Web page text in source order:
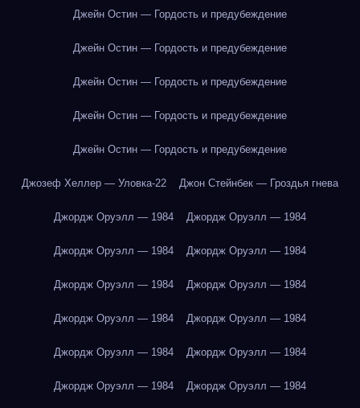
Джейн Остин — Гордость и предубеждение
Джейн Остин — Гордость и предубеждение
Джейн Остин — Гордость и предубеждение
Джейн Остин — Гордость и предубеждение
Джейн Остин — Гордость и предубеждение
Джозеф Хеллер — Уловка-22 Джон Стейнбек — Гроздья гнева
Джордж Оруэлл — 1984 Джордж Оруэлл — 1984
Джордж Оруэлл — 1984 Джордж Оруэлл — 1984
Джордж Оруэлл — 1984 Джордж Оруэлл — 1984
Джордж Оруэлл — 1984 Джордж Оруэлл — 1984
Джордж Оруэлл — 1984 Джордж Оруэлл — 1984
Джордж Оруэлл — 1984 Джордж Оруэлл — 1984